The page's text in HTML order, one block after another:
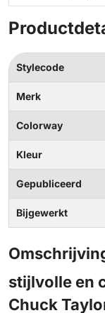
Stylecode
Merk
Colorway
Kleur
Gepubliceerd
Bijgewerkt
stijlvolle en
Chuck